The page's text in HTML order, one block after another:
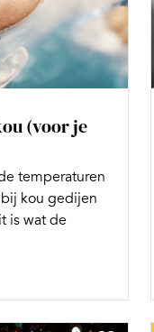
(voor je
temperaturen
kou gedijen
is wat de